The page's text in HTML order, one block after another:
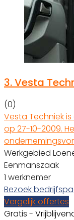
3.Vesta
(0)
Vesta Techniek
op 27-10-2009.
Werkgebied
Eenmanszaak
1 werknemer
Bezoek
Vergelijk offertes
Gratis -